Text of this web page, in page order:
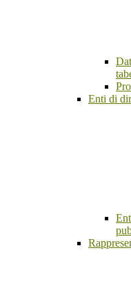
Enti di